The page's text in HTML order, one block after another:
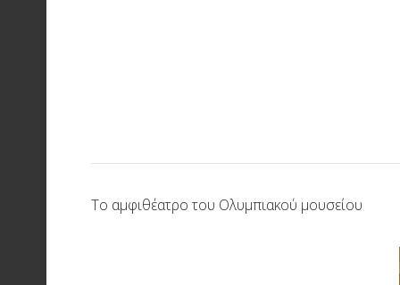
Το αμφιθέατρο του Ολυμπιακού μουσείου